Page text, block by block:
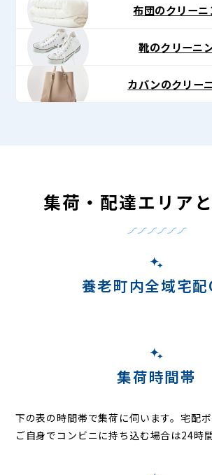
布団のクリーニ
靴のクリーニ
カバンのクリー
集荷・配達エリア
養老町内全域宅
集荷時間帯
下の表の時間帯で集荷に伺います。宅配
ご自身でコンビニに持ち込む場合は24時